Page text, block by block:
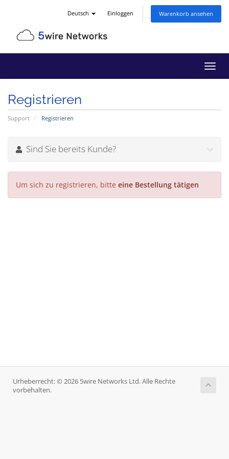
Deutsch Einloggen Warenkorb ansehen
ein-/
Registrieren
Support Registrieren
Sind Sie bereits Kunde?
Um sich zu registrieren, bitte eine Bestellung tätigen
Urheberrecht: © 2026 5wire Networks Ltd. Alle Rechte
vorbehalten.